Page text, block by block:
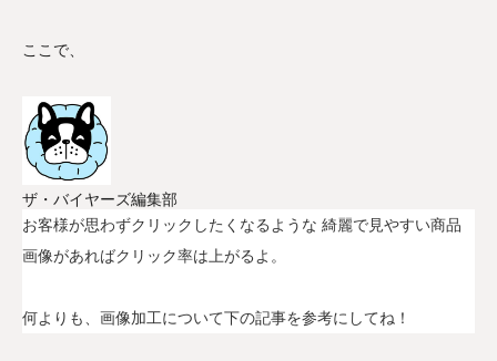
ここで、
ザ・バイヤーズ編集部
お客様が思わずクリックしたくなるような 綺麗で見やすい商品
画像があればクリック率は上がるよ。
何よりも、画像加工について下の記事を参考にしてね！